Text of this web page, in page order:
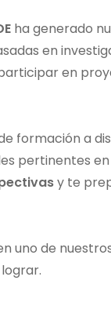
ha generado
en
en
formación a
pertinentes
y te
uno de